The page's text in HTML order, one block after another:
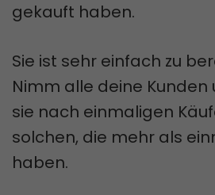
gekauft haben.
Sie ist sehr einfach zu
Nimm alle deine Kunden
sie nach einmaligen
solchen, die mehr als
haben.